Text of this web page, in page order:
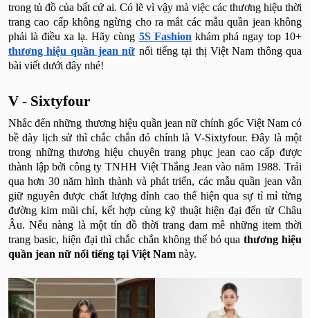
trong tủ đồ của bất cứ ai. Có lẽ vì vậy mà việc các thương hiệu thời
trang cao cấp không ngừng cho ra mắt các mẫu quần jean không
phải là điều xa lạ. Hãy cùng 5S Fashion khám phá ngay top 10+
thương hiệu quần jean nữ nổi tiếng tại thị Việt Nam thông qua
bài viết dưới đây nhé!
V - Sixtyfour
Nhắc đến những thương hiệu quần jean nữ chính gốc Việt Nam có
bề dày lịch sử thì chắc chắn đó chính là V-Sixtyfour. Đây là một
trong những thương hiệu chuyên trang phục jean cao cấp được
thành lập bởi công ty TNHH Việt Thắng Jean vào năm 1988. Trải
qua hơn 30 năm hình thành và phát triển, các mẫu quần jean vẫn
giữ nguyên được chất lượng đỉnh cao thể hiện qua sự tỉ mỉ từng
đường kim mũi chỉ, kết hợp cùng kỹ thuật hiện đại đến từ Châu
Âu. Nếu nàng là một tín đồ thời trang đam mê những item thời
trang basic, hiện đại thì chắc chắn không thể bỏ qua thương hiệu
quần jean nữ nổi tiếng tại Việt Nam này.